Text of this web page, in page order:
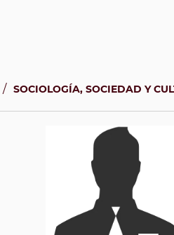
/ SOCIOLOGÍA, SOCIEDAD Y